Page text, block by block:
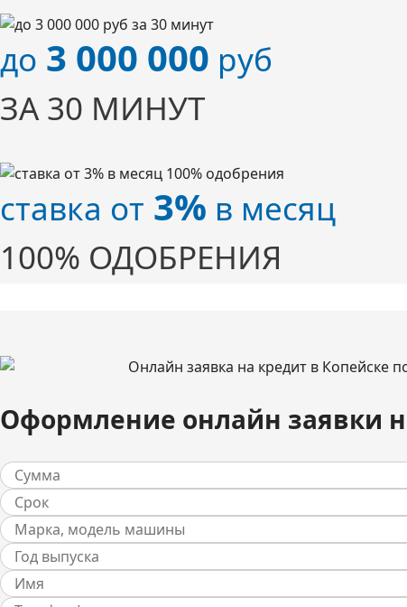
до 3 000 000 руб
ЗА 30 МИНУТ
ставка от 3% в месяц
100% ОДОБРЕНИЯ
Оформление онлайн заявки